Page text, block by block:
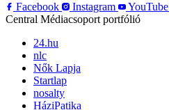
Facebook
Instagram YouTube
Central Médiacsoport portfólió
24.hu
nlc
Nők Lapja
Startlap
nosalty
HáziPatika